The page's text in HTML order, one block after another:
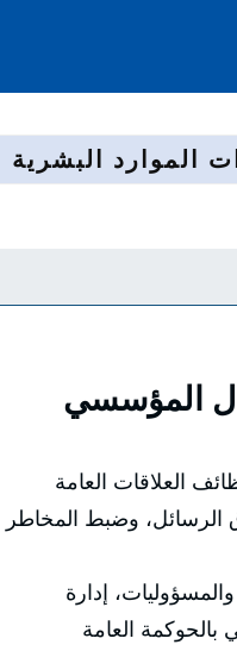
الموارد البشرية
المؤسسي
العلاقات العامة
وضبط المخاطر
إدارة
العامة